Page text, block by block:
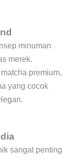
minuman
merek.
premium,
yang cocok
sangat penting